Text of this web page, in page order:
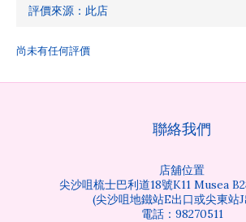
尚未有任何評價
聯絡我們
店舖位置
尖沙咀梳士巴利道18號K11 Musea
(尖沙咀地鐵站E出口或尖東站
電話：98270511